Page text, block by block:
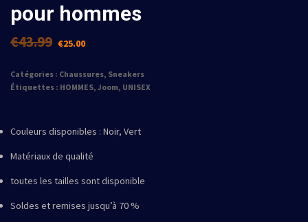
pour hommes
€43.99 €25.00
Catégories : Chaussures, Sneakers
Étiquettes : HOMMES, Joom, UNISEX
Couleurs disponibles : Noir, Vert
Matériaux de qualité
toutes les tailles sont disponible
Soldes et remises jusqu’à 70 %